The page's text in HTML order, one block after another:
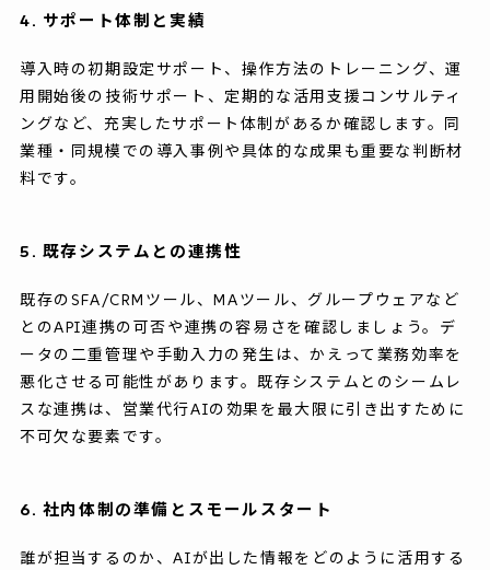
4. サポート体制と実績
導入時の初期設定サポート、操作方法のトレーニング、運
用開始後の技術サポート、定期的な活用支援コンサルティ
ングなど、充実したサポート体制があるか確認します。同
業種・同規模での導入事例や具体的な成果も重要な判断材
料です。
5. 既存システムとの連携性
既存のSFA/CRMツール、MAツール、グループウェアなど
とのAPI連携の可否や連携の容易さを確認しましょう。デ
ータの二重管理や手動入力の発生は、かえって業務効率を
悪化させる可能性があります。既存システムとのシームレ
スな連携は、営業代行AIの効果を最大限に引き出すために
不可欠な要素です。
6. 社内体制の準備とスモールスタート
誰が担当するのか、AIが出した情報をどのように活用する